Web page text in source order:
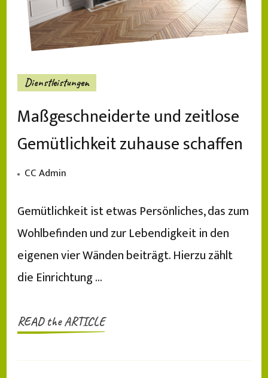
Dienstleistungen
Maßgeschneiderte und zeitlose
Gemütlichkeit zuhause schaffen
CC Admin
Gemütlichkeit ist etwas Persönliches, das zum
Wohlbefinden und zur Lebendigkeit in den
eigenen vier Wänden beiträgt. Hierzu zählt
die Einrichtung …
READ the ARTICLE